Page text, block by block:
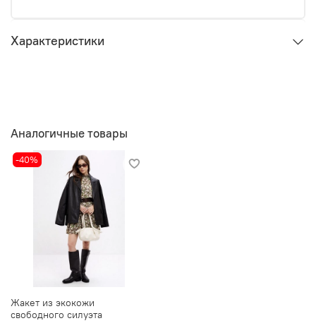
Характеристики
Аналогичные товары
-40%
Жакет из экокожи
свободного силуэта